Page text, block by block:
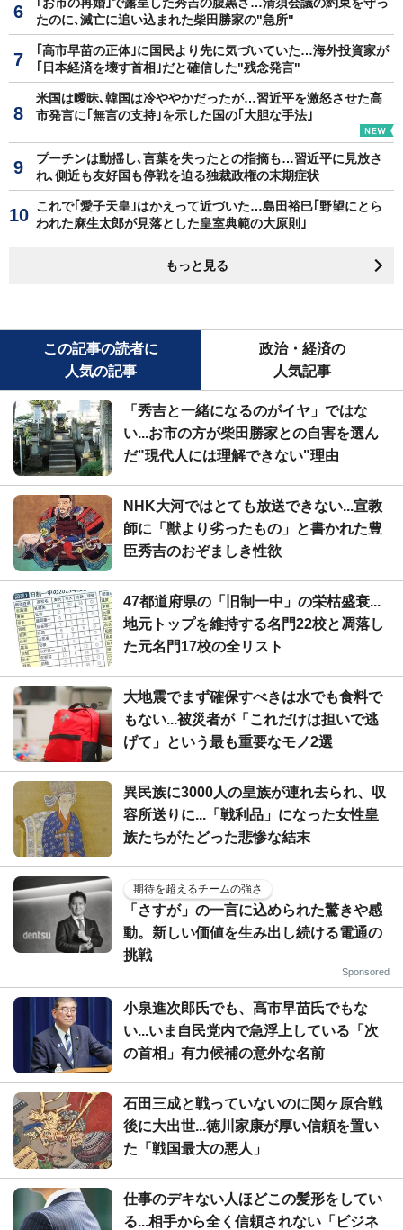
たのに､滅亡に追い込まれた柴田勝家の"急所"
｢高市早苗の正体｣に国民より先に気づいていた…海外投資家が
｢日本経済を壊す首相｣だと確信した"残念発言"
米国は曖昧､韓国は冷ややかだったが…習近平を激怒させた高
市発言に｢無言の支持｣を示した国の｢大胆な手法｣
プーチンは動揺し､言葉を失ったとの指摘も…習近平に見放さ
れ､側近も友好国も停戦を迫る独裁政権の末期症状
これで｢愛子天皇｣はかえって近づいた…島田裕巳｢野望にとら
われた麻生太郎が見落とした皇室典範の大原則｣
もっと見る
この記事の読者に
人気の記事
政治・経済の
人気記事
「秀吉と一緒になるのがイヤ」ではな
い...お市の方が柴田勝家との自害を選ん
だ"現代人には理解できない"理由
NHK大河ではとても放送できない...宣教
師に「獣より劣ったもの」と書かれた豊
臣秀吉のおぞましき性欲
47都道府県の「旧制一中」の栄枯盛衰...
地元トップを維持する名門22校と凋落し
た元名門17校の全リスト
大地震でまず確保すべきは水でも食料で
もない...被災者が「これだけは担いで逃
げて」という最も重要なモノ2選
異民族に3000人の皇族が連れ去られ、収
容所送りに...「戦利品」になった女性皇
族たちがたどった悲惨な結末
期待を超えるチームの強さ
「さすが」の一言に込められた驚きや感
動。新しい価値を生み出し続ける電通の
挑戦
Sponsored
小泉進次郎氏でも、高市早苗氏でもな
い...いま自民党内で急浮上している「次
の首相」有力候補の意外な名前
石田三成と戦っていないのに関ヶ原合戦
後に大出世...徳川家康が厚い信頼を置い
た「戦国最大の悪人」
仕事のデキない人ほどこの髪形をしてい
る...相手から全く信頼されない「ビジネ